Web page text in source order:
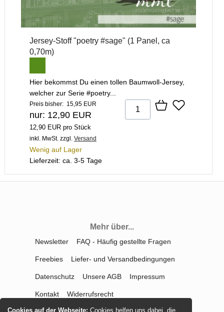
Cookies auf der Webseite:Cookies helfen uns dabei, die
Jersey-Stoff "poetry #sage" (1 Panel, ca
0,70m)
Hier bekommst Du einen tollen Baumwoll-Jersey,
welcher zur Serie #poetry...
Preis bisher: 15,95 EUR
nur: 12,90 EUR
12,90 EUR pro Stück
inkl. MwSt. zzgl. Versand
Wenig auf Lager
Lieferzeit: ca. 3-5 Tage
Mehr über...
Newsletter FAQ - Häufig gestellte Fragen
Freebies Liefer- und Versandbedingungen
Datenschutz Unsere AGB Impressum
Kontakt Widerrufsrecht